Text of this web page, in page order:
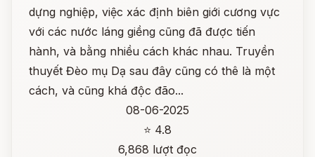
dựng nghiệp, việc xác định biên giới cương vực
với các nước láng giềng cũng đã được tiến
hành, và bằng nhiều cách khác nhau. Truyền
thuyết Đèo mụ Dạ sau đây cũng có thê là một
cách, và cũng khá độc đão...
08-06-2025
⭐ 4.8
6,868 lượt đọc